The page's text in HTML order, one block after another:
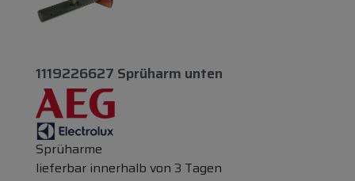
1119226627 Sprüharm unten
Sprüharme
lieferbar innerhalb von 3 Tagen